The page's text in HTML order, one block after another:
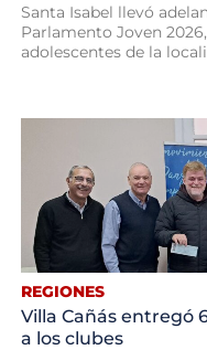
Santa Isabel llevó
Parlamento Joven
adolescentes de la
REGIONES
Villa Cañás entregó
a los clubes